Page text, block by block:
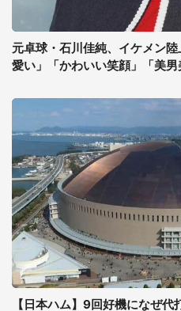
元卓球・石川佳純、イケメン
愛い」「かわいい笑顔」「美
【日本ハム】9回好機になぜ